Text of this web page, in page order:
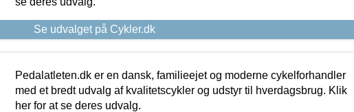
Se udvalget på Cykler.dk
Pedalatleten.dk er en dansk, familieejet og moderne cykelforhandler
med et bredt udvalg af kvalitetscykler og udstyr til hverdagsbrug. Klik
her for at se deres udvalg.